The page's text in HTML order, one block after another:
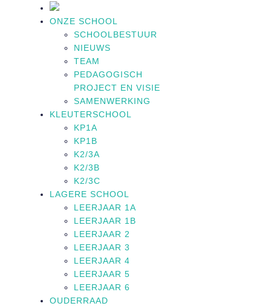
ONZE SCHOOL
SCHOOLBESTUUR
NIEUWS
TEAM
PEDAGOGISCH
PROJECT EN VISIE
SAMENWERKING
KLEUTERSCHOOL
KP1A
KP1B
K2/3A
K2/3B
K2/3C
LAGERE SCHOOL
LEERJAAR 1A
LEERJAAR 1B
LEERJAAR 2
LEERJAAR 3
LEERJAAR 4
LEERJAAR 5
LEERJAAR 6
OUDERRAAD